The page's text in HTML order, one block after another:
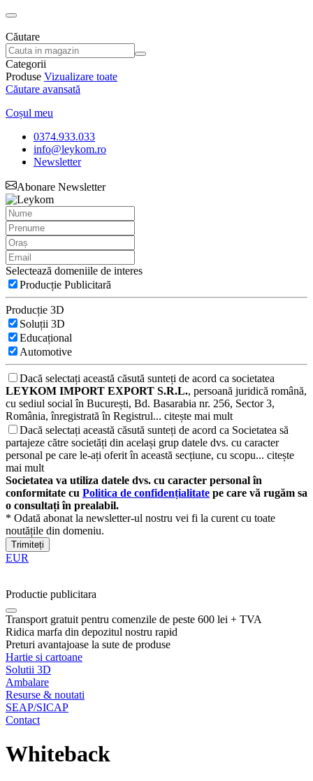
Căutare
Categorii
Produse Vizualizare toate
Căutare avansată
Coșul meu
0374.933.033
info@leykom.ro
Newsletter
Abonare Newsletter
Selectează domeniile de interes
Producție Publicitară
Producție 3D
Soluții 3D
Educațional
Automotive
Dacă selectați această căsută sunteți de acord ca societatea
LEYKOM IMPORT EXPORT S.R.L., persoană juridică română,
cu sediul social în București, Bd. Basarabia nr. 256, Sector 3,
România, înregistrată în Registrul... citește mai mult
Dacă selectați această căsută sunteți de acord ca Societatea să
partajeze către societăți din același grup datele dvs. cu caracter
personal pe care le-ați oferit în această secțiune, cu scopu... citește
mai mult
Societatea va utiliza datele dvs. cu caracter personal în
conformitate cu Politica de confidențialitate pe care vă rugăm sa
o consultați în prealabil.
* Odată abonat la newsletter-ul nostru vei fi la curent cu toate
noutățile din domeniu.
Trimiteți
EUR
Productie publicitara
Transport gratuit pentru comenzile de peste 600 lei + TVA
Ridica marfa din depozitul nostru rapid
Preturi avantajoase la sute de produse
Hartie si cartoane
Solutii 3D
Ambalare
Resurse & noutati
SEAP/SICAP
Contact
Whiteback